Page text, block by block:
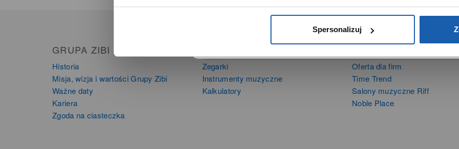
Spersonalizuj
GRUPA ZIBI
Historia
Misja, wizja i wartości Grupy Zibi
Ważne daty
Kariera
Zgoda na ciasteczka
Zegarki
Instrumenty muzyczne
Kalkulatory
Oferta dla firm
Time Trend
Salony muzyczne Riff
Noble Place
DOWIEDZ SIĘ WIĘCEJ PRZEJDŹ DO SERWISU